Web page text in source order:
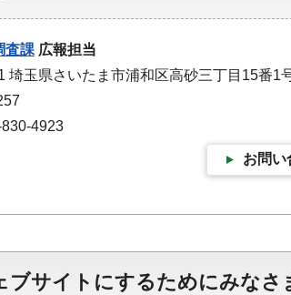
査課 広報担当
埼玉県さいたま市浦和区高砂三丁目15番1
4923
お問い
ブサイトにするためにみな